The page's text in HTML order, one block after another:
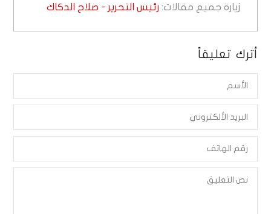
زيارة جميع مقالات: رئيس التحرير - صلاح الدكاك
أترك تعليقاً